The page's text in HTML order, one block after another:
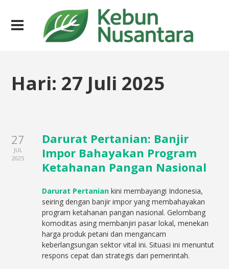
Hari: 27 Juli 2025
27
JUL
2025
Darurat Pertanian: Banjir
Impor Bahayakan Program
Ketahanan Pangan Nasional
Darurat Pertanian kini membayangi Indonesia,
seiring dengan banjir impor yang membahayakan
program ketahanan pangan nasional. Gelombang
komoditas asing membanjiri pasar lokal, menekan
harga produk petani dan mengancam
keberlangsungan sektor vital ini. Situasi ini menuntut
respons cepat dan strategis dari pemerintah.